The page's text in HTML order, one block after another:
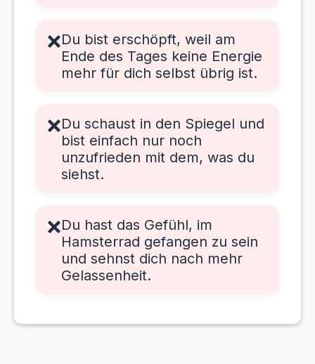
❌Du bist erschöpft, weil am
Ende des Tages keine Energie
mehr für dich selbst übrig ist.
❌Du schaust in den Spiegel und
bist einfach nur noch
unzufrieden mit dem, was du
siehst.
❌Du hast das Gefühl, im
Hamsterrad gefangen zu sein
und sehnst dich nach mehr
Gelassenheit.